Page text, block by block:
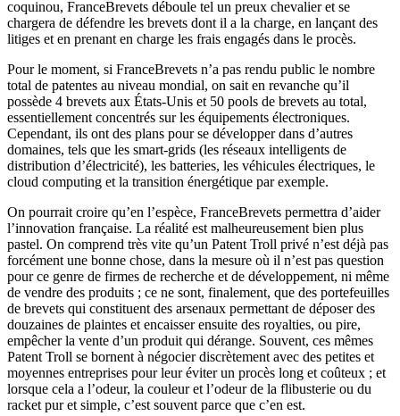
coquinou, FranceBrevets déboule tel un preux chevalier et se
chargera de défendre les brevets dont il a la charge, en lançant des
litiges et en prenant en charge les frais engagés dans le procès.
Pour le moment, si FranceBrevets n’a pas rendu public le nombre
total de patentes au niveau mondial, on sait en revanche qu’il
possède 4 brevets aux États-Unis et 50 pools de brevets au total,
essentiellement concentrés sur les équipements électroniques.
Cependant, ils ont des plans pour se développer dans d’autres
domaines, tels que les smart-grids (les réseaux intelligents de
distribution d’électricité), les batteries, les véhicules électriques, le
cloud computing et la transition énergétique par exemple.
On pourrait croire qu’en l’espèce, FranceBrevets permettra d’aider
l’innovation française. La réalité est malheureusement bien plus
pastel. On comprend très vite qu’un Patent Troll privé n’est déjà pas
forcément une bonne chose, dans la mesure où il n’est pas question
pour ce genre de firmes de recherche et de développement, ni même
de vendre des produits ; ce ne sont, finalement, que des portefeuilles
de brevets qui constituent des arsenaux permettant de déposer des
douzaines de plaintes et encaisser ensuite des royalties, ou pire,
empêcher la vente d’un produit qui dérange. Souvent, ces mêmes
Patent Troll se bornent à négocier discrètement avec des petites et
moyennes entreprises pour leur éviter un procès long et coûteux ; et
lorsque cela a l’odeur, la couleur et l’odeur de la flibusterie ou du
racket pur et simple, c’est souvent parce que c’en est.